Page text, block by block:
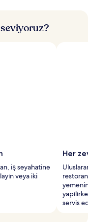
iş seyahatine
veya iki
Her
servis